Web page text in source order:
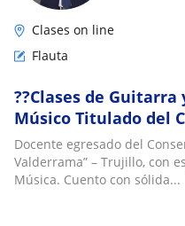
Clases on line
Flauta
??Clases de
Músico Titulado del
Docente egresado del
Valderrama” – Trujillo, con
Música. Cuento con sólida...